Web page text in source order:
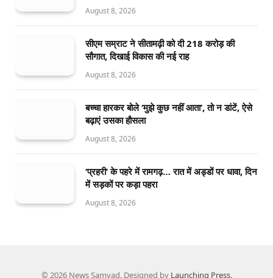
August 8, 2026
सीएम सम्राट ने सीतामढ़ी को दी 218 करोड़ की
सौगात, दिखाई विकास की नई राह
August 8, 2026
बच्चा हारकर बोले ‘मुझे कुछ नहीं आता’, तो न डांटें, ऐसे
बढ़ाएं उसका हौसला
August 8, 2026
‘प्रहरी’ के पहरे में रामगढ़… रात में अड्डों पर धावा, दिन
में सड़कों पर कड़ा पहरा
August 8, 2026
© 2026 News Samvad. Designed by Launching Press.